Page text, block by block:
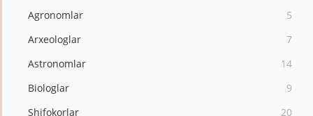
Agronomlar
5
Arxeologlar
7
Astronomlar
14
Biologlar
9
Shifokorlar
20